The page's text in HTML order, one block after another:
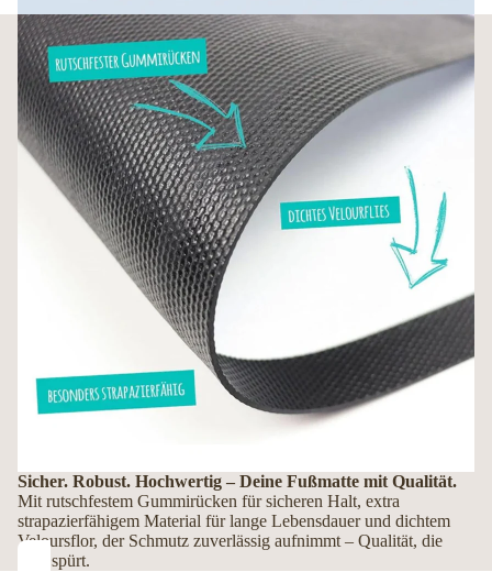
Sicher. Robust. Hochwertig – Deine Fußmatte mit Qualität.
Mit rutschfestem Gummirücken für sicheren Halt, extra
strapazierfähigem Material für lange Lebensdauer und dichtem
Veloursflor, der Schmutz zuverlässig aufnimmt – Qualität, die
man spürt.